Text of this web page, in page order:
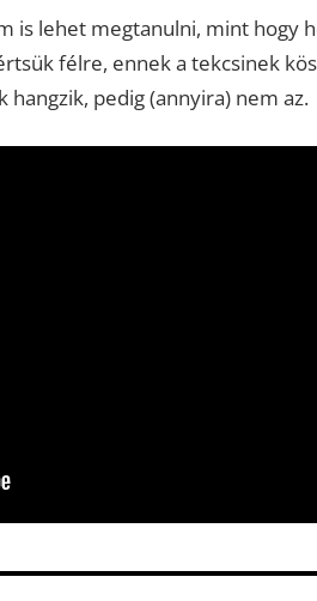
is lehet megtanulni, mint hogy
félre, ennek a tekcsinek
pedig (annyira) nem az.